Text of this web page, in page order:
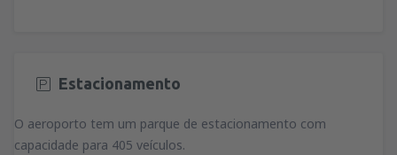
Estacionamento
O aeroporto tem um parque de estacionamento com
capacidade para 405 veículos.